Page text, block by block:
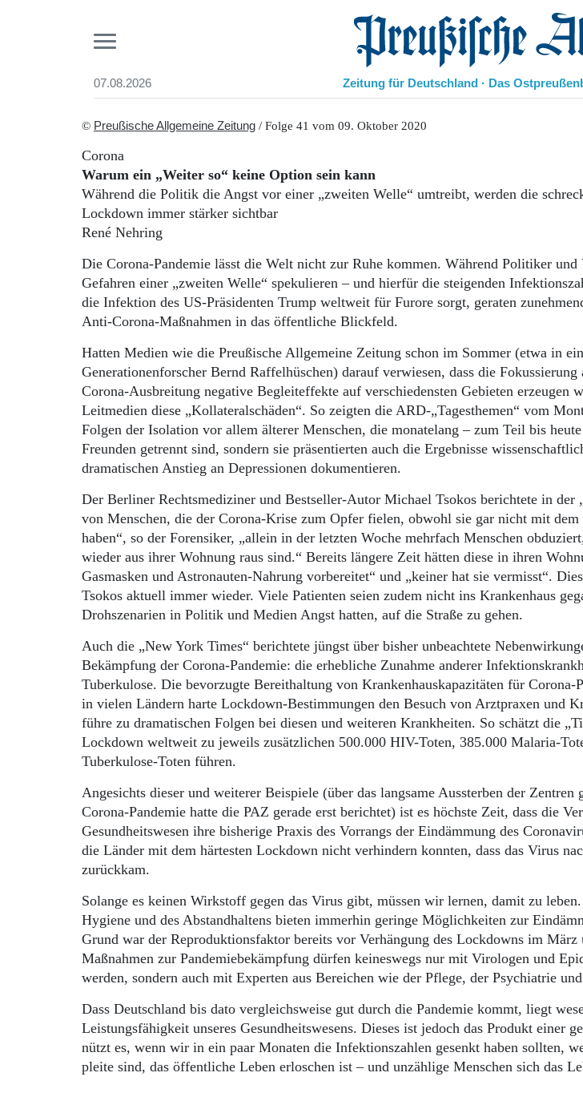
07.08.2026 Preußische Allgemeine Zeitung
Zeitung für Deutschland · Das
Start
Abonnenten-Login
Abonnent werden
Abo Prämien
Archiv
Gesellschaft
Pommern
Berlin-
Schlesien
Suchen und finden
© Preußische Allgemeine Zeitung / Folge 41 vom 09. Oktober 2020
Corona
Warum ein „Weiter so“ keine Option sein kann
Während die Politik die Angst vor einer „zweiten Welle“ umtreibt, werden die
Lockdown immer stärker sichtbar
René Nehring
Die Corona-Pandemie lässt die Welt nicht zur Ruhe kommen. Während Politiker
Gefahren einer „zweiten Welle“ spekulieren – und hierfür die steigenden
die Infektion des US-Präsidenten Trump weltweit für Furore sorgt, geraten
Anti-Corona-Maßnahmen in das öffentliche Blickfeld.
Hatten Medien wie die Preußische Allgemeine Zeitung schon im Sommer (etwa in
Generationenforscher Bernd Raffelhüschen) darauf verwiesen, dass die
Corona-Ausbreitung negative Begleiteffekte auf verschiedensten Gebieten erzeugen
Leitmedien diese „Kollateralschäden“. So zeigten die ARD-„Tagesthemen“ vom
Folgen der Isolation vor allem älterer Menschen, die monatelang – zum Teil bis
Freunden getrennt sind, sondern sie präsentierten auch die Ergebnisse
dramatischen Anstieg an Depressionen dokumentieren.
Der Berliner Rechtsmediziner und Bestseller-Autor Michael Tsokos berichtete in der
von Menschen, die der Corona-Krise zum Opfer fielen, obwohl sie gar nicht mit
haben“, so der Forensiker, „allein in der letzten Woche mehrfach Menschen
wieder aus ihrer Wohnung raus sind.“ Bereits längere Zeit hätten diese in ihren
Gasmasken und Astronauten-Nahrung vorbereitet“ und „keiner hat sie vermisst“.
Tsokos aktuell immer wieder. Viele Patienten seien zudem nicht ins Krankenhaus
Drohszenarien in Politik und Medien Angst hatten, auf die Straße zu gehen.
Auch die „New York Times“ berichtete jüngst über bisher unbeachtete
Bekämpfung der Corona-Pandemie: die erhebliche Zunahme anderer
Tuberkulose. Die bevorzugte Bereithaltung von Krankenhauskapazitäten für Corona-
in vielen Ländern harte Lockdown-Bestimmungen den Besuch von Arztpraxen und
führe zu dramatischen Folgen bei diesen und weiteren Krankheiten. So schätzt die
Lockdown weltweit zu jeweils zusätzlichen 500.000 HIV-Toten, 385.000 Malaria-
Tuberkulose-Toten führen.
Angesichts dieser und weiterer Beispiele (über das langsame Aussterben der
Corona-Pandemie hatte die PAZ gerade erst berichtet) ist es höchste Zeit, dass die
Gesundheitswesen ihre bisherige Praxis des Vorrangs der Eindämmung des
die Länder mit dem härtesten Lockdown nicht verhindern konnten, dass das Virus
zurückkam.
Solange es keinen Wirkstoff gegen das Virus gibt, müssen wir lernen, damit zu
Hygiene und des Abstandhaltens bieten immerhin geringe Möglichkeiten zur
Grund war der Reproduktionsfaktor bereits vor Verhängung des Lockdowns im
Maßnahmen zur Pandemiebekämpfung dürfen keineswegs nur mit Virologen und
werden, sondern auch mit Experten aus Bereichen wie der Pflege, der Psychiatrie
Dass Deutschland bis dato vergleichsweise gut durch die Pandemie kommt, liegt
Leistungsfähigkeit unseres Gesundheitswesens. Dieses ist jedoch das Produkt einer
nützt es, wenn wir in ein paar Monaten die Infektionszahlen gesenkt haben sollten,
pleite sind, das öffentliche Leben erloschen ist – und unzählige Menschen sich das